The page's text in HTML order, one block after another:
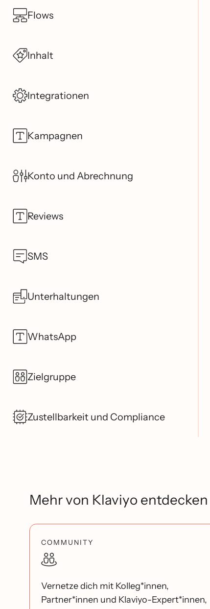
Flows
Inhalt
Integrationen
Kampagnen
Konto und Abrechnung
Reviews
SMS
Unterhaltungen
WhatsApp
Zielgruppe
Zustellbarkeit und Compliance
Mehr von Klaviyo entdecken
COMMUNITY
Vernetze dich mit Kolleg*innen,
Partner*innen und Klaviyo-Expert*innen,